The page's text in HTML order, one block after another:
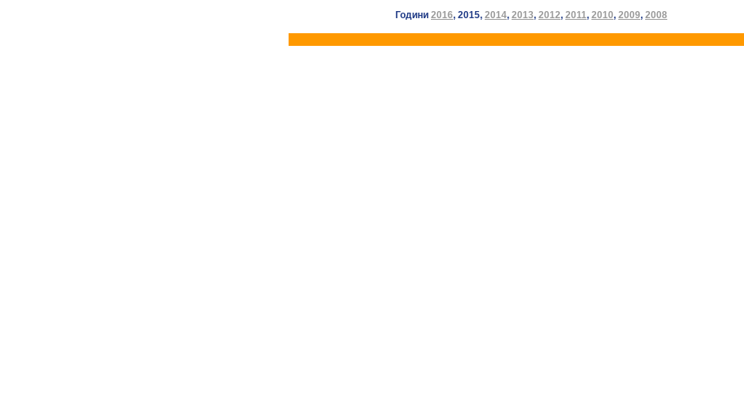
Години 2016, 2015, 2014, 2013, 2012, 2011, 2010, 2009, 2008